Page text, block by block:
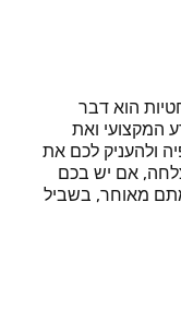
90 לגיבושי יחטיות הוא דבר
המקצועי ואת
ולהעניק לכם את
אם יש בכם
מאוחר, בשביל